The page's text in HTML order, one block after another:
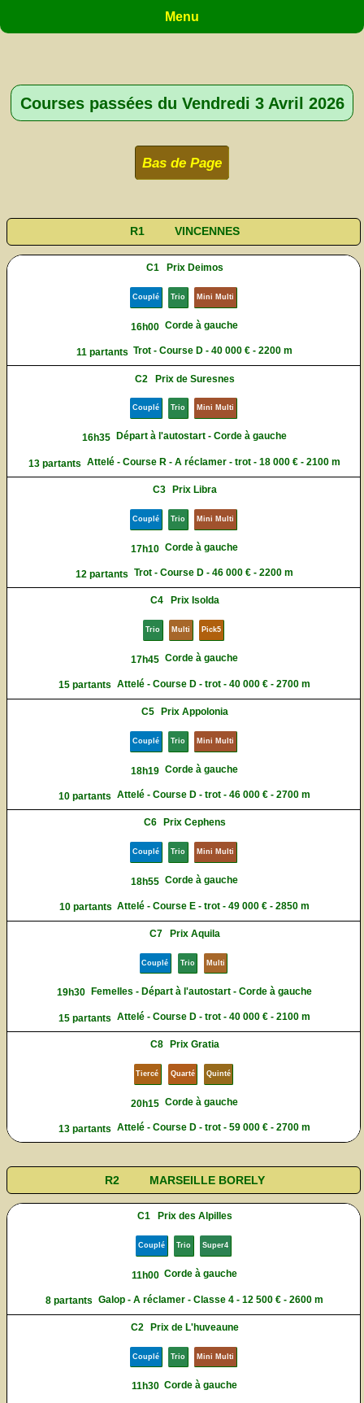
Menu
Courses passées du Vendredi 3 Avril 2026
Bas de Page
R1 VINCENNES
C1 Prix Deimos
Couplé Trio Mini Multi
16h00 Corde à gauche
11 partants Trot - Course D - 40 000 € - 2200 m
C2 Prix de Suresnes
Couplé Trio Mini Multi
16h35 Départ à l'autostart - Corde à gauche
13 partants Attelé - Course R - A réclamer - trot - 18 000 € - 2100 m
C3 Prix Libra
Couplé Trio Mini Multi
17h10 Corde à gauche
12 partants Trot - Course D - 46 000 € - 2200 m
C4 Prix Isolda
Trio Multi Pick5
17h45 Corde à gauche
15 partants Attelé - Course D - trot - 40 000 € - 2700 m
C5 Prix Appolonia
Couplé Trio Mini Multi
18h19 Corde à gauche
10 partants Attelé - Course D - trot - 46 000 € - 2700 m
C6 Prix Cephens
Couplé Trio Mini Multi
18h55 Corde à gauche
10 partants Attelé - Course E - trot - 49 000 € - 2850 m
C7 Prix Aquila
Couplé Trio Multi
19h30 Femelles - Départ à l'autostart - Corde à gauche
15 partants Attelé - Course D - trot - 40 000 € - 2100 m
C8 Prix Gratia
Tiercé Quarté Quinté
20h15 Corde à gauche
13 partants Attelé - Course D - trot - 59 000 € - 2700 m
R2 MARSEILLE BORELY
C1 Prix des Alpilles
Couplé Trio Super4
11h00 Corde à gauche
8 partants Galop - A réclamer - Classe 4 - 12 500 € - 2600 m
C2 Prix de L'huveaune
Couplé Trio Mini Multi
11h30 Corde à gauche